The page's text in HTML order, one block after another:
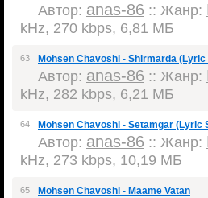
Автор: anas-86 :: Жанр:
kHz, 270 kbps, 6,81 МБ
63 Mohsen Chavoshi - Shirmarda (Lyric
Автор: anas-86 :: Жанр:
kHz, 282 kbps, 6,21 МБ
64 Mohsen Chavoshi - Setamgar (Lyric
Автор: anas-86 :: Жанр:
kHz, 273 kbps, 10,19 МБ
65 Mohsen Chavoshi - Maame Vatan